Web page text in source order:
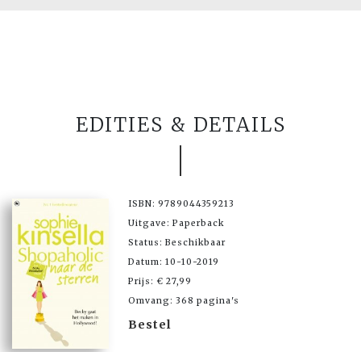
EDITIES & DETAILS
ISBN: 9789044359213
Uitgave: Paperback
Status: Beschikbaar
Datum: 10-10-2019
Prijs: € 27,99
Omvang: 368 pagina's
Bestel